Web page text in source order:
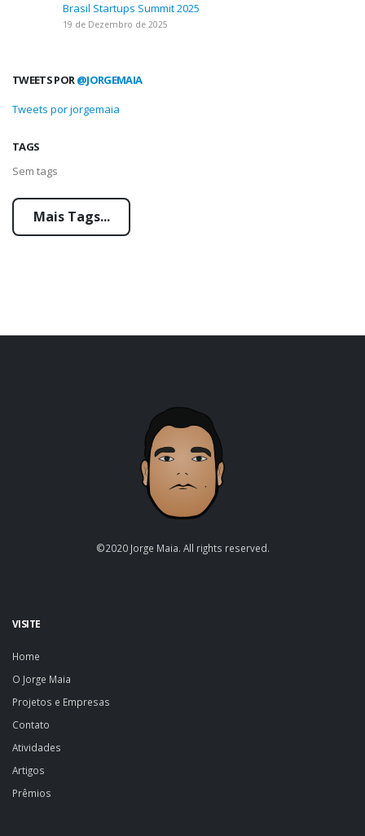
Brasil Startups Summit 2025
19 de Dezembro de 2025
TWEETS POR@JORGEMAIA
Tweets por jorgemaia
TAGS
Sem tags
Mais Tags...
©2020 Jorge Maia. All rights reserved.
VISITE
Home
O Jorge Maia
Projetos e Empresas
Contato
Atividades
Artigos
Prêmios